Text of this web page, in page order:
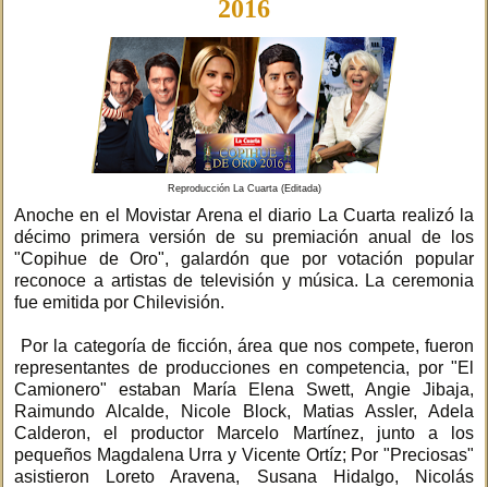
2016
Reproducción La Cuarta (Editada)
Anoche en el Movistar Arena el diario La Cuarta realizó la
décimo primera versión de su premiación anual de los
"Copihue de Oro", galardón que por votación popular
reconoce a artistas de televisión y música. La ceremonia
fue emitida por Chilevisión.
Por la categoría de ficción, área que nos compete, fueron
representantes de producciones en competencia, por "El
Camionero" estaban María Elena Swett, Angie Jibaja,
Raimundo Alcalde, Nicole Block, Matias Assler, Adela
Calderon, el productor Marcelo Martínez, junto a los
pequeños Magdalena Urra y Vicente Ortíz; Por "Preciosas"
asistieron Loreto Aravena, Susana Hidalgo, Nicolás